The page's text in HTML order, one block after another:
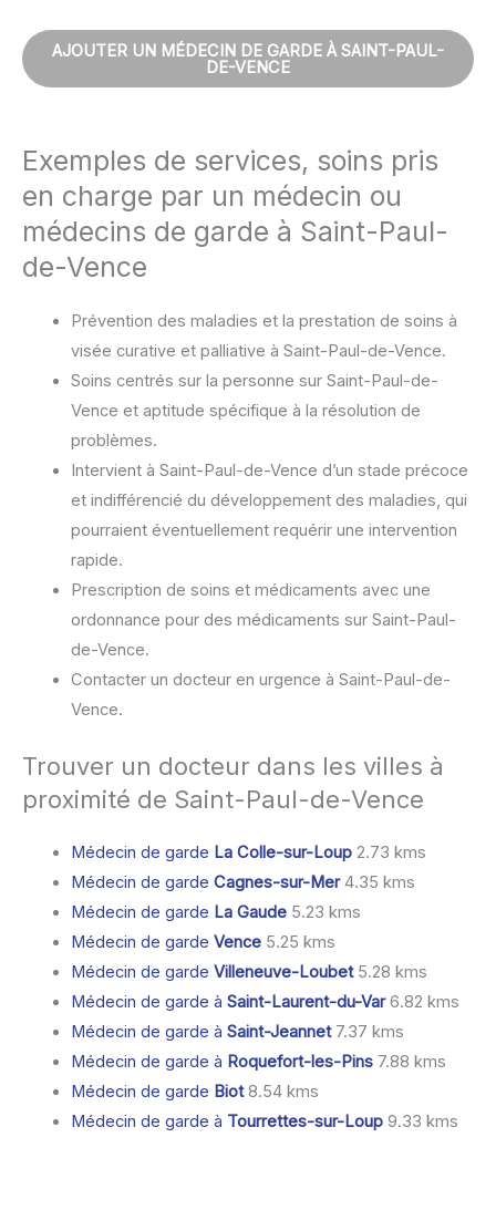
AJOUTER UN MÉDECIN DE GARDE À SAINT-PAUL-
DE-VENCE
Exemples de services, soins pris
en charge par un médecin ou
médecins de garde à Saint-Paul-
de-Vence
Prévention des maladies et la prestation de soins à
visée curative et palliative à Saint-Paul-de-Vence.
Soins centrés sur la personne sur Saint-Paul-de-
Vence et aptitude spécifique à la résolution de
problèmes.
Intervient à Saint-Paul-de-Vence d’un stade précoce
et indifférencié du développement des maladies, qui
pourraient éventuellement requérir une intervention
rapide.
Prescription de soins et médicaments avec une
ordonnance pour des médicaments sur Saint-Paul-
de-Vence.
Contacter un docteur en urgence à Saint-Paul-de-
Vence.
Trouver un docteur dans les villes à
proximité de Saint-Paul-de-Vence
Médecin de garde La Colle-sur-Loup2.73 kms
Médecin de garde Cagnes-sur-Mer4.35 kms
Médecin de garde La Gaude5.23 kms
Médecin de garde Vence5.25 kms
Médecin de garde Villeneuve-Loubet5.28 kms
Médecin de garde à Saint-Laurent-du-Var6.82 kms
Médecin de garde à Saint-Jeannet7.37 kms
Médecin de garde à Roquefort-les-Pins7.88 kms
Médecin de garde Biot8.54 kms
Médecin de garde à Tourrettes-sur-Loup9.33 kms